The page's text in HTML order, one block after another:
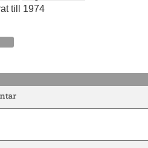
till 1974